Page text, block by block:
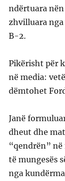
ndërtuara
zhvilluara
B-2.
Pikërisht për
në media:
dëmtohet
Janë
dheut dhe
“qendrën”
të mungesës
nga